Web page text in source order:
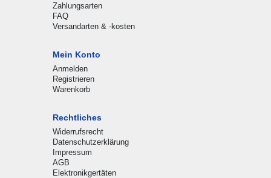
Zahlungsarten
FAQ
Versandarten & -kosten
Mein Konto
Anmelden
Registrieren
Warenkorb
Rechtliches
Widerrufsrecht
Datenschutzerklärung
Impressum
AGB
Elektronikgertäten